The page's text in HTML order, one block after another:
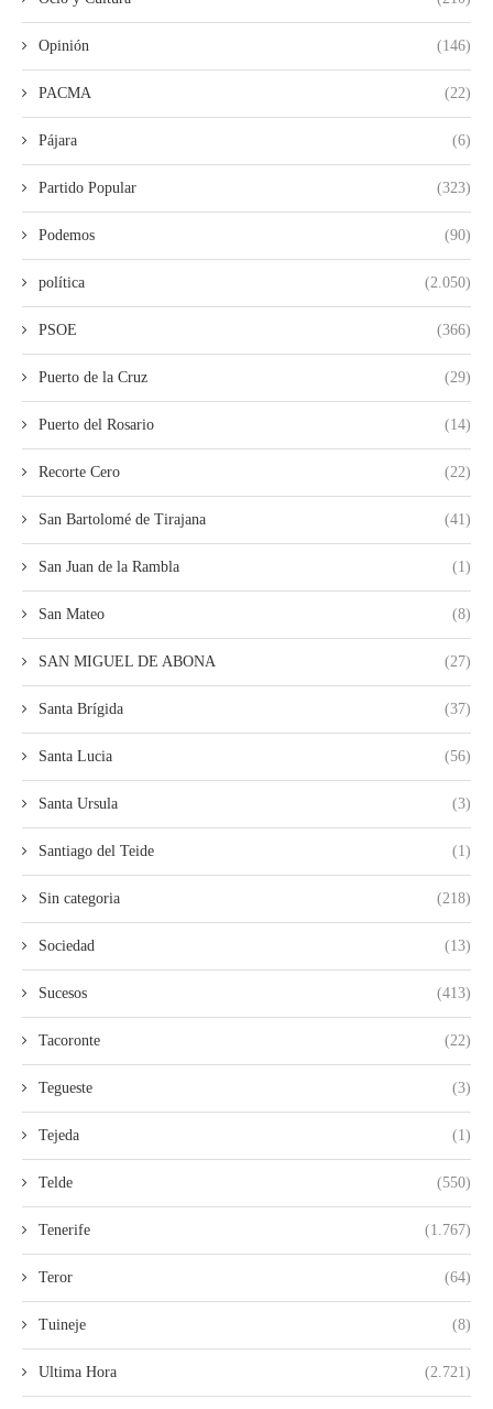
Opinión (146)
PACMA (22)
Pájara (6)
Partido Popular (323)
Podemos (90)
política (2.050)
PSOE (366)
Puerto de la Cruz (29)
Puerto del Rosario (14)
Recorte Cero (22)
San Bartolomé de Tirajana (41)
San Juan de la Rambla (1)
San Mateo (8)
SAN MIGUEL DE ABONA (27)
Santa Brígida (37)
Santa Lucia (56)
Santa Ursula (3)
Santiago del Teide (1)
Sin categoria (218)
Sociedad (13)
Sucesos (413)
Tacoronte (22)
Tegueste (3)
Tejeda (1)
Telde (550)
Tenerife (1.767)
Teror (64)
Tuineje (8)
Ultima Hora (2.721)